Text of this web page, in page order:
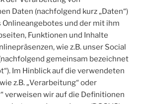
Daten (nachfolgend kurz „Daten“)
und der mit ihm
Funktionen und Inhalte
wie z.B. unser Social
gemeinsam bezeichnet
Im Hinblick auf die verwendeten
z.B. „Verarbeitung“ oder
verweisen wir auf die Definitionen